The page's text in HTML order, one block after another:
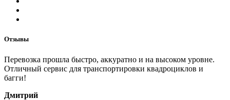
Отзывы
Перевозка прошла быстро, аккуратно и на высоком уровне.
Отличный сервис для транспортировки квадроциклов и
багги!
Дмитрий